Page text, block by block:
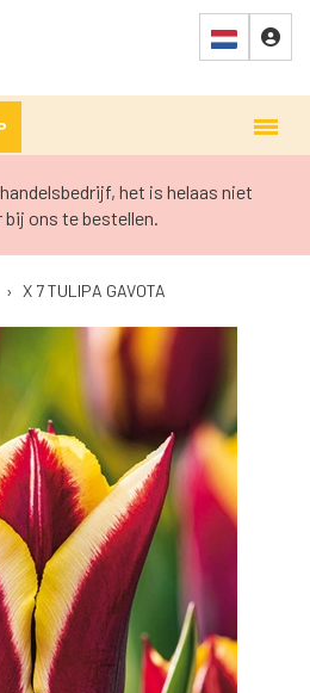
het is helaas niet
ons te bestellen.
› X 7 TULIPA GAVOTA